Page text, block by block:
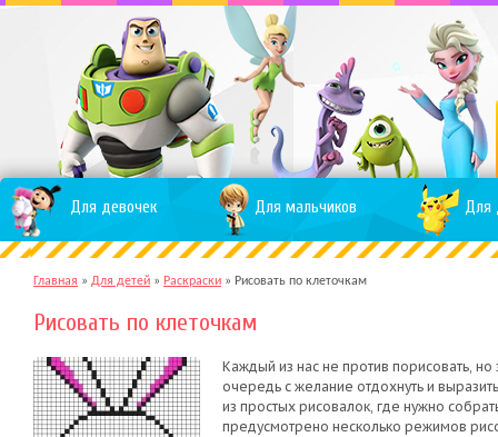
Для девочек Для мальчиков Для
Главная » Для детей » Раскраски » Рисовать по клеточкам
Рисовать по клеточкам
Каждый из нас не против порисовать, но
очередь с желание отдохнуть и
из простых рисовалок, где нужно
предусмотрено несколько режимов